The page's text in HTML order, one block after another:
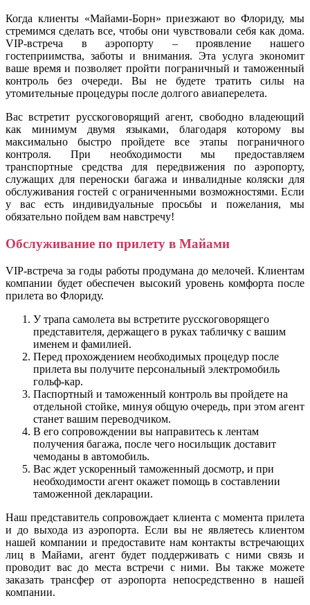
Когда клиенты «Майами-Борн» приезжают во Флориду, мы
стремимся сделать все, чтобы они чувствовали себя как дома.
VIP-встреча в аэропорту – проявление нашего
гостеприимства, заботы и внимания. Эта услуга экономит
ваше время и позволяет пройти пограничный и таможенный
контроль без очереди. Вы не будете тратить силы на
утомительные процедуры после долгого авиаперелета.
Вас встретит русскоговорящий агент, свободно владеющий
как минимум двумя языками, благодаря которому вы
максимально быстро пройдете все этапы пограничного
контроля. При необходимости мы предоставляем
транспортные средства для передвижения по аэропорту,
служащих для переноски багажа и инвалидные коляски для
обслуживания гостей с ограниченными возможностями. Если
у вас есть индивидуальные просьбы и пожелания, мы
обязательно пойдем вам навстречу!
Обслуживание по прилету в Майами
VIP-встреча за годы работы продумана до мелочей. Клиентам
компании будет обеспечен высокий уровень комфорта после
прилета во Флориду.
У трапа самолета вы встретите русскоговорящего
представителя, держащего в руках табличку с вашим
именем и фамилией.
Перед прохождением необходимых процедур после
прилета вы получите персональный электромобиль
гольф-кар.
Паспортный и таможенный контроль вы пройдете на
отдельной стойке, минуя общую очередь, при этом агент
станет вашим переводчиком.
В его сопровождении вы направитесь к лентам
получения багажа, после чего носильщик доставит
чемоданы в автомобиль.
Вас ждет ускоренный таможенный досмотр, и при
необходимости агент окажет помощь в составлении
таможенной декларации.
Наш представитель сопровождает клиента с момента прилета
и до выхода из аэропорта. Если вы не являетесь клиентом
нашей компании и предоставите нам контакты встречающих
лиц в Майами, агент будет поддерживать с ними связь и
проводит вас до места встречи с ними. Вы также можете
заказать трансфер от аэропорта непосредственно в нашей
компании.